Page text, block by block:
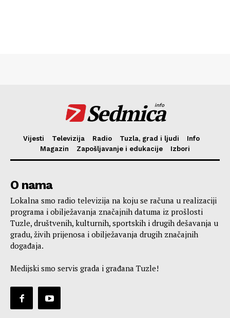
Sedmica
info
Vijesti Televizija Radio Tuzla, grad i ljudi
Info
Magazin
Zapošljavanje i edukacije Izbori
O nama
Lokalna smo radio televizija na koju se računa u realizaciji
programa i obilježavanja značajnih datuma iz prošlosti
Tuzle, društvenih, kulturnih, sportskih i drugih dešavanja u
gradu, živih prijenosa i obilježavanja drugih značajnih
događaja.
Medijski smo servis grada i građana Tuzle!